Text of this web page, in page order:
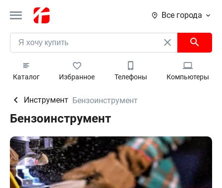
Все города
Каталог Избранное Телефоны Компьютеры
Инструмент Бензоинструмент
Бензоинструмент